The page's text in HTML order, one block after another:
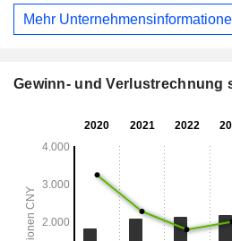
Produkte im Bereich der
umfassen hauptsächlich
Wiederverwendung von
Mehr
Gewinn- und Verlustrechnung